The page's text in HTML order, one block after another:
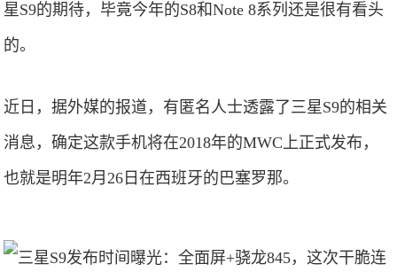
星S9的期待，毕竟今年的S8和Note 8系列还是很有看头
的。
近日，据外媒的报道，有匿名人士透露了三星S9的相关
消息，确定这款手机将在2018年的MWC上正式发布，
也就是明年2月26日在西班牙的巴塞罗那。